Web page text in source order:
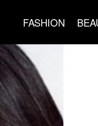
FASHION